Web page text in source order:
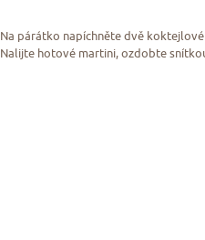
Na párátko napíchněte dvě koktejlové
Nalijte hotové martini, ozdobte